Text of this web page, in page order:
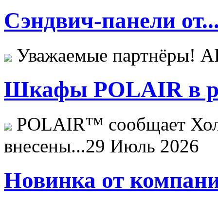
Сэндвич-панели
Уважаемые
Шкафы POLAIR в
POLAIR™ сообщает
внесены...29 Июль 2026
Новинка от